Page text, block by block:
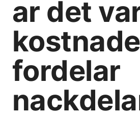
ar det
fordelar